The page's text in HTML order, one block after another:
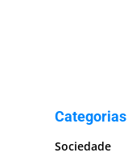
Categorias
Sociedade